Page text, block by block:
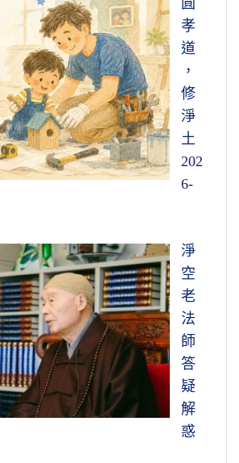
孝
道
，
修
淨
土
202
6-
淨
空
老
法
師
答
疑
解
惑